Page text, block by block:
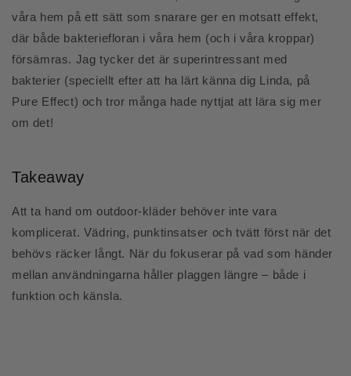
våra hem på ett sätt som snarare ger en motsatt effekt,
där både bakteriefloran i våra hem (och i våra kroppar)
försämras. Jag tycker det är superintressant med
bakterier (speciellt efter att ha lärt känna dig Linda, på
Pure Effect) och tror många hade nyttjat att lära sig mer
om det!
Takeaway
Att ta hand om outdoor-kläder behöver inte vara
komplicerat. Vädring, punktinsatser och tvätt först när det
behövs räcker långt. När du fokuserar på vad som händer
mellan användningarna håller plaggen längre – både i
funktion och känsla.